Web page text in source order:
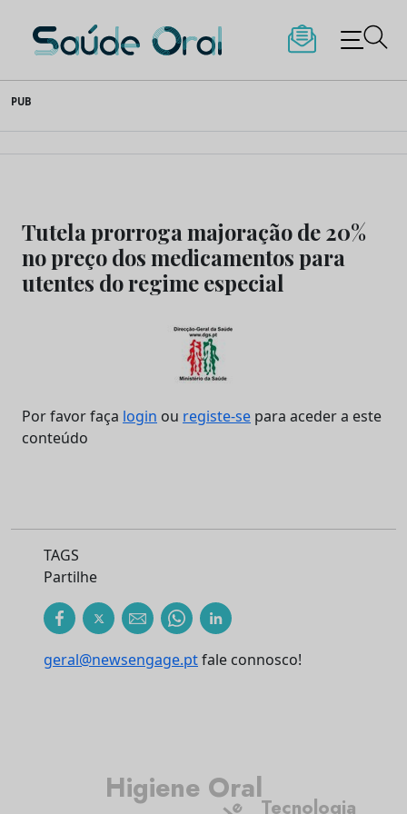
to
content
Saúde Oral
PUB
Tutela prorroga majoração de 20%
no preço dos medicamentos para
utentes do regime especial
Por favor faça login ou registe-se para aceder a este
conteúdo
TAGS
Partilhe
geral@newsengage.ptfale connosco!
Higiene Oral
Tecnologia